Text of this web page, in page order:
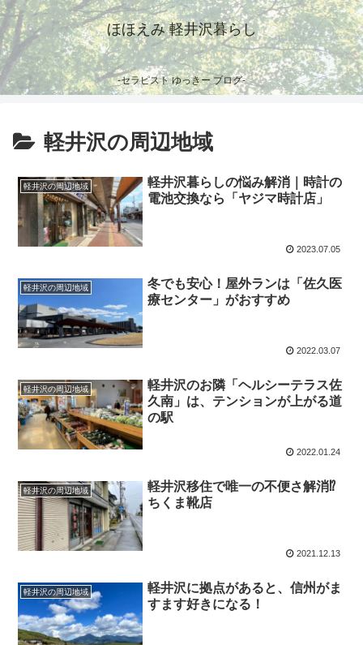
ほほえみ 軽井沢暮らし
-セラピスト ゆっきー ブログ-
軽井沢の周辺地域
軽井沢の周辺地域
軽井沢暮らしの悩み解消｜時計の
電池交換なら「ヤジマ時計店」
2023.07.05
軽井沢の周辺地域
冬でも安心！屋外ランは「佐久医
療センター」がおすすめ
2022.03.07
軽井沢の周辺地域
軽井沢のお隣「ヘルシーテラス佐
久南」は、テンションが上がる道
の駅
2022.01.24
軽井沢の周辺地域
軽井沢移住で唯一の不便さ解消⁉
ちくま靴店
2021.12.13
軽井沢の周辺地域
軽井沢に拠点があると、信州がま
すます好きになる！